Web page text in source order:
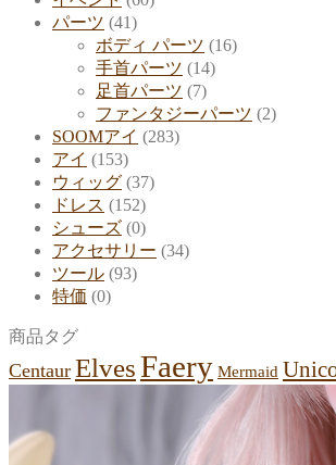
パーツ (41)
ボディ パーツ (16)
手首パーツ (14)
足首パーツ (7)
ファンタジーパーツ (2)
SOOMアイ (283)
アイ (153)
ウィッグ (37)
ドレス (152)
シューズ (0)
アクセサリー (34)
ツール (93)
特価 (0)
商品タグ
Centaur ElvesFaery Mermaid